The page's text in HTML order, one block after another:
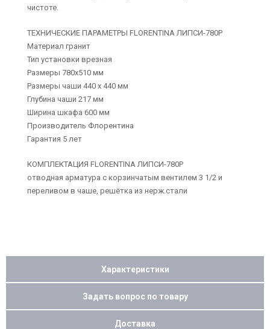
чистоте.
ТЕХНИЧЕСКИЕ ПАРАМЕТРЫ FLORENTINA ЛИПСИ-780Р
Материал гранит
Тип установки врезная
Размеры 780х510 мм
Размеры чаши 440 х 440 мм
Глубина чаши 217 мм
Ширина шкафа 600 мм
Производитель Флорентина
Гарантия 5 лет
КОМПЛЕКТАЦИЯ FLORENTINA ЛИПСИ-780Р
отводная арматура с корзинчатым вентилем 3 1/2 и
переливом в чаше, решётка из нерж.стали
Характеристики
Задать вопрос по товару
Доставка